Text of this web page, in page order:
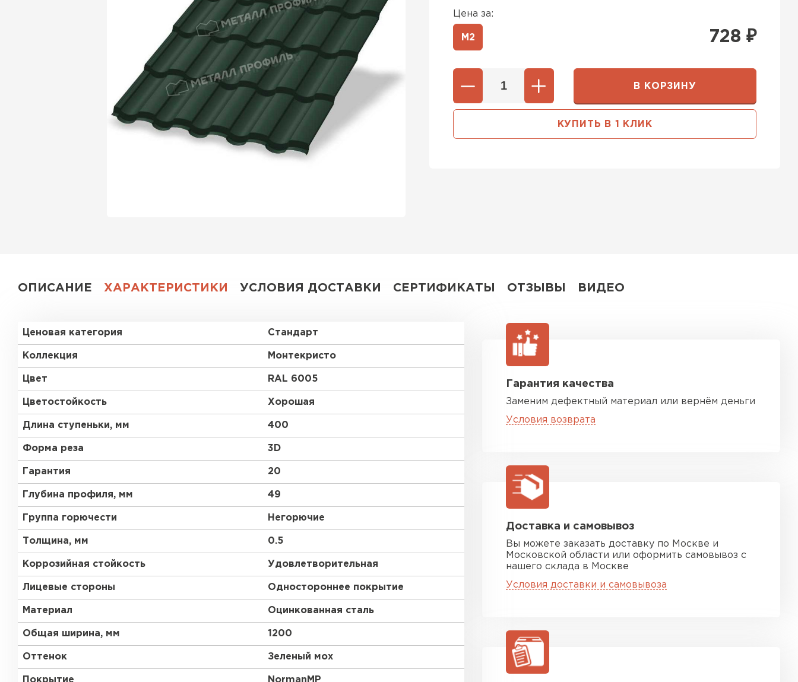
Цена за:
М2 728 ₽
В КОРЗИНУ
КУПИТЬ В 1 КЛИК
ОПИСАНИЕ ХАРАКТЕРИСТИКИ УСЛОВИЯ ДОСТАВКИ СЕРТИФИКАТЫ ОТЗЫВЫ ВИДЕО
Ценовая категория Стандарт
Коллекция Монтекристо
Цвет RAL 6005
Цветостойкость Хорошая
Длина ступеньки, мм 400
Форма реза 3D
Гарантия 20
Глубина профиля, мм 49
Группа горючести Негорючие
Толщина, мм 0.5
Коррозийная стойкость Удовлетворительная
Лицевые стороны Одностороннее покрытие
Материал Оцинкованная сталь
Общая ширина, мм 1200
Оттенок Зеленый мох
Покрытие NormanMP
Гарантия качества
Заменим дефектный материал или вернём деньги
Условия возврата
Доставка и самовывоз
Вы можете заказать доставку по Москве и
Московской области или оформить самовывоз с
нашего склада в Москве
Условия доставки и самовывоза